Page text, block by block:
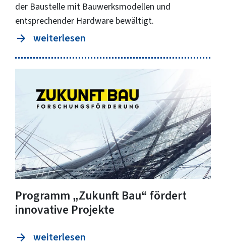
der Baustelle mit Bauwerksmodellen und
entsprechender Hardware bewältigt.
weiterlesen
Programm „Zukunft Bau“ fördert
innovative Projekte
weiterlesen